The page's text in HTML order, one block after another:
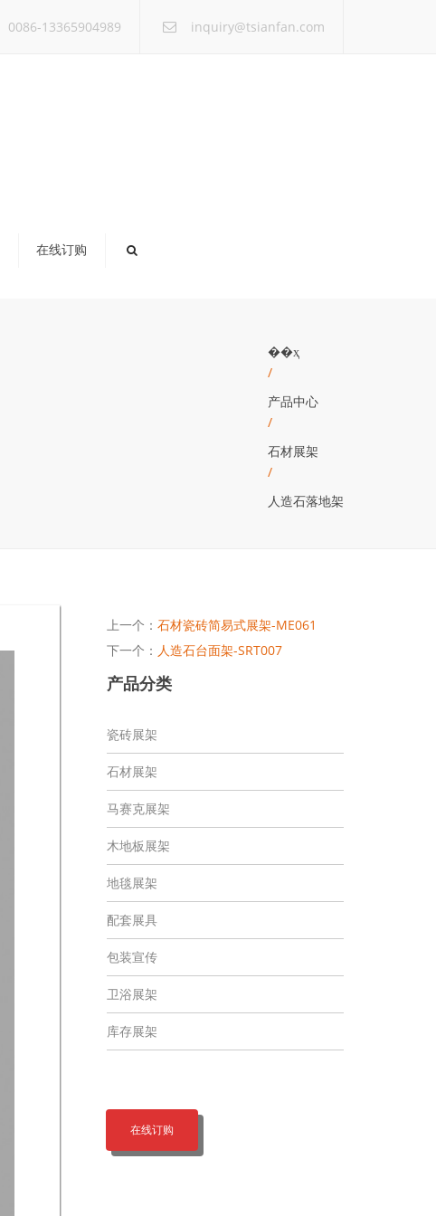
0086-13365904989 inquiry@tsianfan.com
在线订购
��ҳ
/
产品中心
/
石材展架
/
人造石落地架
上一个： 石材瓷砖简易式展架-ME061
下一个： 人造石台面架-SRT007
产品分类
瓷砖展架
石材展架
马赛克展架
木地板展架
地毯展架
配套展具
包装宣传
卫浴展架
库存展架
在线订购